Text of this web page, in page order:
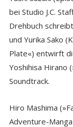
bei Studio J.C.
Drehbuch
und Yurika Sako
Plate«) entwirft
Yoshihisa Hirano
Soundtrack.
Hiro Mashima
Adventure-